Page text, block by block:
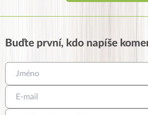
Buďte první, kdo napíše